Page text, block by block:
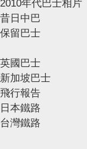
2010年代巴士相片
昔日中巴
保留巴士
英國巴士
新加坡巴士
飛行報告
日本鐵路
台灣鐵路